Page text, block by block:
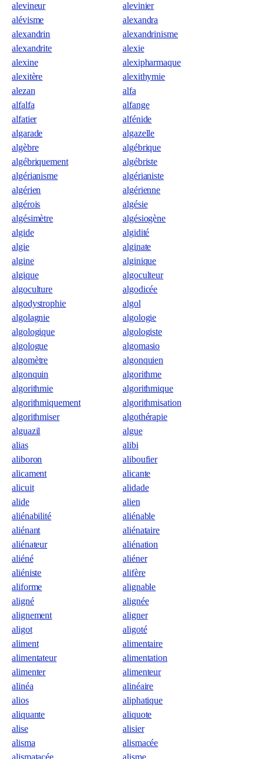
alevineur
alevinier
alévisme
alexandra
alexandrin
alexandrinisme
alexandrite
alexie
alexine
alexipharmaque
alexitère
alexithymie
alezan
alfa
alfalfa
alfange
alfatier
alfénide
algarade
algazelle
algèbre
algébrique
algébriquement
algébriste
algérianisme
algérianiste
algérien
algérienne
algérois
algésie
algésimètre
algésiogène
algide
algidité
algie
alginate
algine
alginique
algique
algoculteur
algoculture
algodicée
algodystrophie
algol
algolagnie
algologie
algologique
algologiste
algologue
algomasio
algomètre
algonquien
algonquin
algorithme
algorithmie
algorithmique
algorithmiquement
algorithmisation
algorithmiser
algothérapie
alguazil
algue
alias
alibi
aliboron
aliboufier
alicament
alicante
alicuit
alidade
alide
alien
aliénabilité
aliénable
aliénant
aliénataire
aliénateur
aliénation
aliéné
aliéner
aliéniste
alifère
aliforme
alignable
aligné
alignée
alignement
aligner
aligot
aligoté
aliment
alimentaire
alimentateur
alimentation
alimenter
alimenteur
alinéa
alinéaire
alios
aliphatique
aliquante
aliquote
alise
alisier
alisma
alismacée
alismatacée
alisme